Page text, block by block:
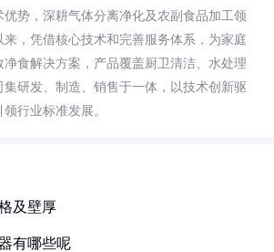
势，深耕气体分离净化及农副食品加工领
来，凭借核心技术和完善服务体系，为家庭
净食解决方案，产品覆盖厨卫清洁、水处理
研发、制造、销售于一体，以技术创新驱
行业标准发展。
及壁厚
有哪些呢